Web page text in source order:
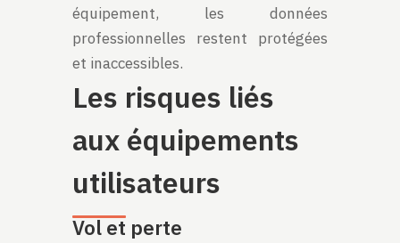
équipement, les données
professionnelles restent protégées
et inaccessibles.
Les risques liés
aux équipements
utilisateurs
Vol et perte